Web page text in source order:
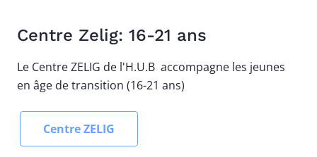
Centre Zelig: 16-21 ans
Le Centre ZELIG de l'H.U.B accompagne les jeunes
en âge de transition (16-21 ans)
Centre ZELIG